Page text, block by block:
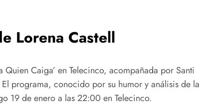
Lorena Castell
Quien Caiga’ en Telecinco, acompañada por Santi
programa, conocido por su humor y análisis de la
19 de enero a las 22:00 en Telecinco.